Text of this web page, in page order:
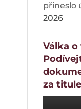
přineslo
2026
Válka
za